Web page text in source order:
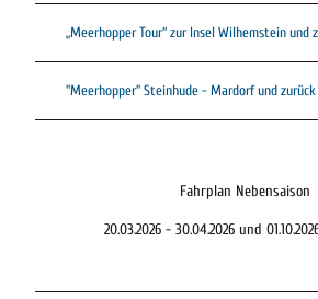
„Meerhopper Tour“ zur Insel Wilhemstein und
"Meerhopper" Steinhude - Mardorf und zurück
Fahrplan Nebensaison
20.03.2026 - 30.04.2026 und